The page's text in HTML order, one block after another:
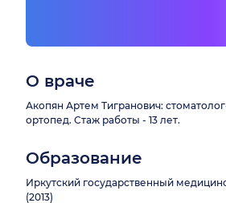
О враче
Акопян Артем Тигранович:
ортопед. Стаж работы - 13 лет.
Образование
Иркутский государственный
(2013)